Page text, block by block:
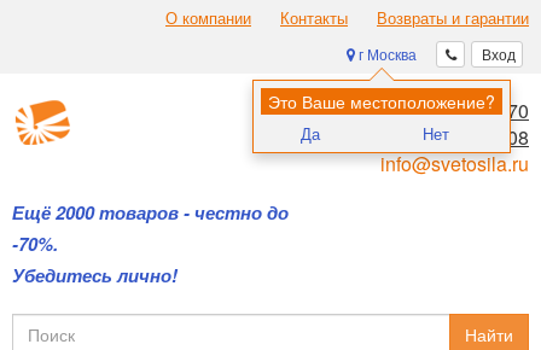
О компании Контакты Возвраты и гарантии
Вход
г Москва
Это Ваше местоположение?
Да Нет
Ещё 2000 товаров - честно до
-70%.
Убедитесь лично!
8 (495) 970-00-70
8 (800) 700-11-08
info@svetosila.ru
Найти